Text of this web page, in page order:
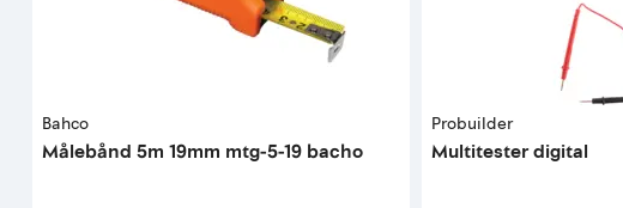
Bahco
Målebånd 5m 19mm mtg-5-19 bacho
Probuilder
Multitester digital